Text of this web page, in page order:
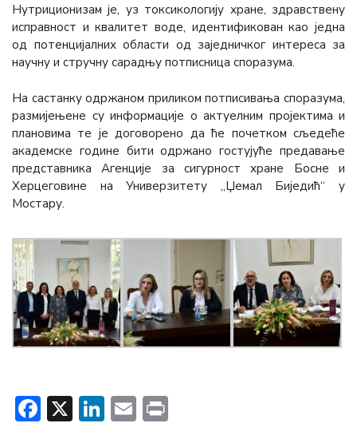
Нутриционизам је, уз токсикологију хране, здравствену
исправност и квалитет воде, идентификован као једна
од потенцијалних области од заједничког интереса за
научну и стручну сарадњу потписница споразума.
На састанку одржаном приликом потписивања споразума,
размијењене су информације о актуелним пројектима и
плановима те је договорено да ће почетком сљедеће
академске године бити одржано гостујуће предавање
представника Агенције за сигурност хране Босне и
Херцеговине на Универзитету „Џемал Биједић“ у
Мостару.
Facebook
X LinkedIn
Email